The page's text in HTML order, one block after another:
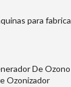
para
De
Ozonizador